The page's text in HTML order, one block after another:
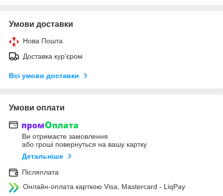
Умови доставки
Нова Пошта
Доставка кур'єром
Всі умови доставки
Умови оплати
Ви отримаєте замовлення
або гроші повернуться на вашу картку
Детальніше
Післяплата
Онлайн-оплата карткою Visa, Mastercard - LiqPay